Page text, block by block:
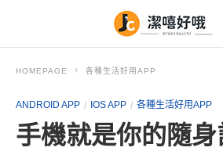
HOMEPAGE 各種生活好用APP
ANDROID APP IOS APP 各種生活好用APP
手機就是你的隨身